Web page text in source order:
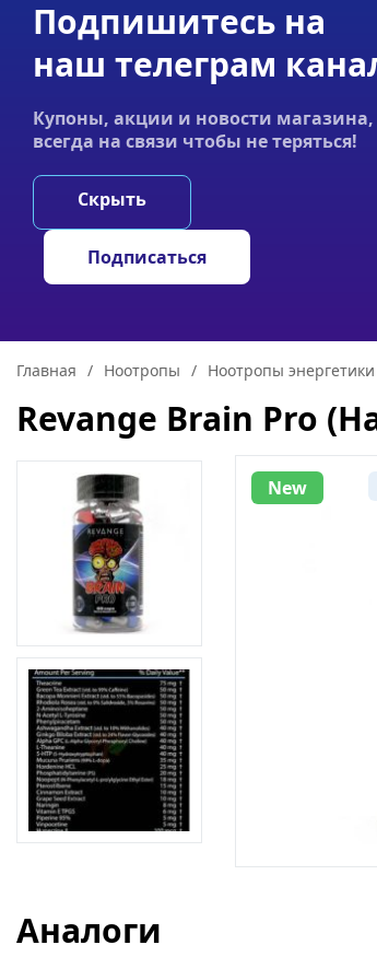
Акции Оплата Статьи
Пн-
НООТРОПЫ
Главная / Ноотропы / Ноотропы энергетики
Revange Brain Pro
New
Аналоги
Подпишитесь на
наш телеграм
Купоны, акции и новости магазина,
всегда на связи чтобы не теряться!
Скрыть
Подписаться